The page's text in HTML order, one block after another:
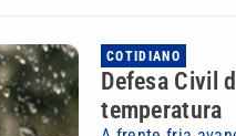
COTIDIANO
Defesa Civil
temperatura